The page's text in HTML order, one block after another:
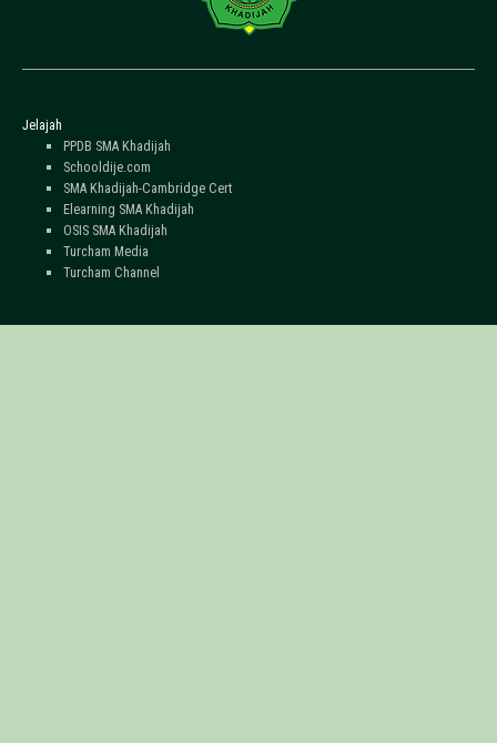
Jelajah
PPDB SMA Khadijah
Schooldije.com
SMA Khadijah-Cambridge Cert
Elearning SMA Khadijah
OSIS SMA Khadijah
Turcham Media
Turcham Channel